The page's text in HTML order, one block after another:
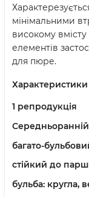
мінімальними
високому
елементів
для пюре.
Характеристики
1 репродукція
Середньоранній
багато-
стійкий до
бульба: кругла,